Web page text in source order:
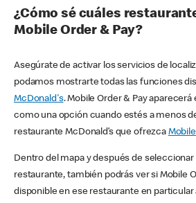
¿Cómo sé cuáles
Mobile Order & Pay?
Asegúrate de activar los servicios de
podamos mostrarte todas las funciones
McDonald's. Mobile Order & Pay aparecerá
como una opción cuando estés a menos
restaurante McDonald’s que ofrezca
Dentro del mapa y después de
restaurante, también podrás ver si Mobile
disponible en ese restaurante en particular